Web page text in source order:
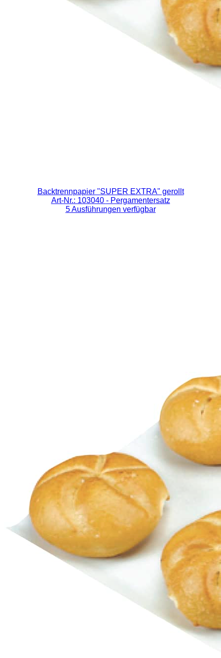
Backtrennpapier "SUPER EXTRA" gerollt
Art-Nr.: 103040 - Pergamentersatz
5 Ausführungen verfügbar